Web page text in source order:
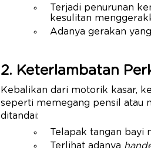
Terjadi penurunan
kesulitan
Adanya gerakan
2. Keterlambatan
Kebalikan dari motorik kasar,
seperti memegang pensil atau
ditandai:
Telapak tangan bayi
Terlihat adanya